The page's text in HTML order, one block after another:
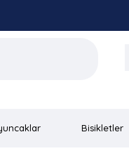
Bisikletler